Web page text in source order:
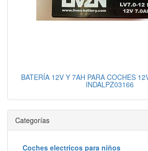
BATERÍA 12V Y 7AH PARA COCHES
INDALPZ03166
Categorías
Coches electricos para niños